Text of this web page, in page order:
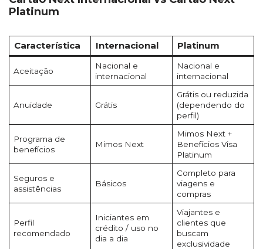
Platinum
Característica Internacional Platinum
Aceitação
Nacional e
internacional
Nacional e
internacional
Anuidade Grátis
Grátis ou reduzida
(dependendo do
perfil)
Programa de
benefícios
Mimos Next
Mimos Next +
Benefícios Visa
Platinum
Seguros e
assistências
Básicos
Completo para
viagens e
compras
Perfil
recomendado
Iniciantes em
crédito / uso no
dia a dia
Viajantes e
clientes que
buscam
exclusividade